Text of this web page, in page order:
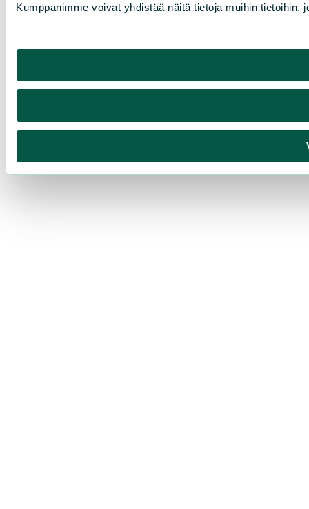
Kumppanimme voivat yhdistää näitä tietoja muihin tietoihin,